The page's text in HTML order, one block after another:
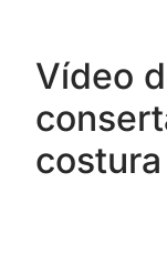
Vídeo
costura